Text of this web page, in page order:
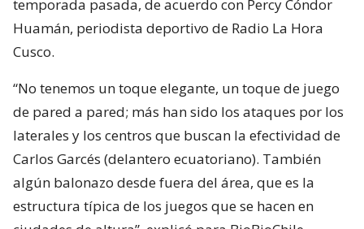
temporada pasada, de acuerdo con Percy Cóndor
Huamán, periodista deportivo de Radio La Hora
Cusco.
“No tenemos un toque elegante, un toque de juego
de pared a pared; más han sido los ataques por los
laterales y los centros que buscan la efectividad de
Carlos Garcés (delantero ecuatoriano). También
algún balonazo desde fuera del área, que es la
estructura típica de los juegos que se hacen en